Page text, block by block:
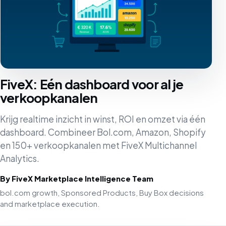
FiveX: Eén dashboard voor al je
verkoopkanalen
Krijg realtime inzicht in winst, ROI en omzet via één
dashboard. Combineer Bol.com, Amazon, Shopify
en 150+ verkoopkanalen met FiveX Multichannel
Analytics.
By FiveX Marketplace Intelligence Team
bol.com growth, Sponsored Products, Buy Box decisions
and marketplace execution.